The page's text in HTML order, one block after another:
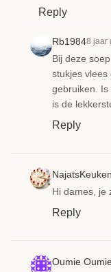
Reply
Rb19848 jaar
Bij deze
stukjes vlees
gebruiken.
is de
Reply
NajatsKeuken
Hi dames, je
Reply
Oumie